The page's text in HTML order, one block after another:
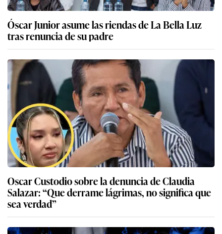
Óscar Junior asume las riendas de La Bella Luz
tras renuncia de su padre
Oscar Custodio sobre la denuncia de Claudia
Salazar: “Que derrame lágrimas, no significa que
sea verdad”